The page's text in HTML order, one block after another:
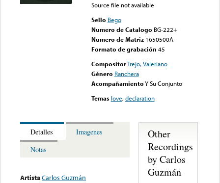
Source file not available
Sello Bego
Numero de Catalogo BG-222+
Numero de Matriz 1650500A
Formato de grabación 45
CompositorTrejo, Valeriano
Género Ranchera
AcompañamientoY Su Conjunto
Temas love,declaration
Detalles
Imagenes
Notas
ArtistaCarlos Guzmán
Other
Recordings
by Carlos
Guzmán